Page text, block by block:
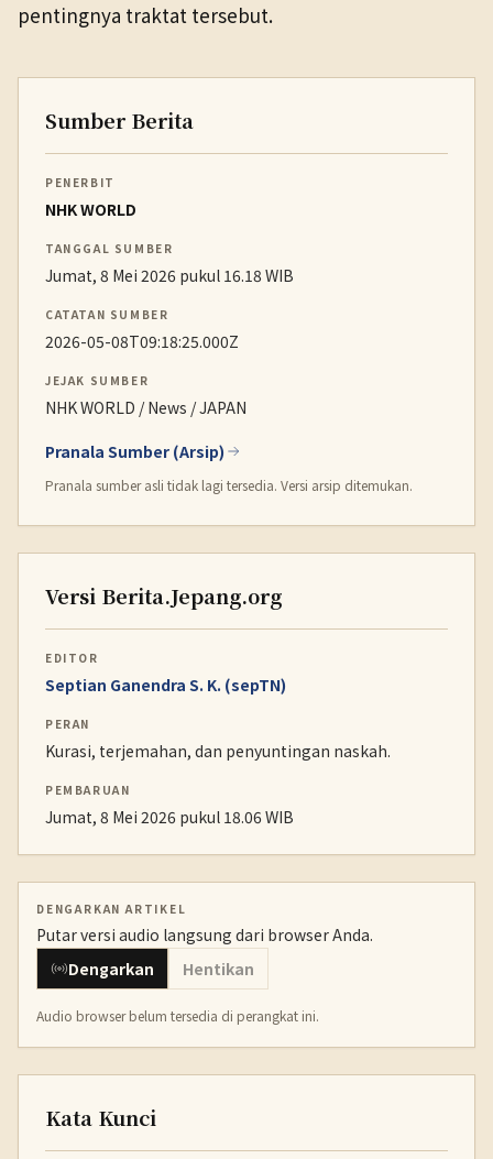
pentingnya traktat tersebut.
Sumber Berita
PENERBIT
NHK WORLD
TANGGAL SUMBER
Jumat, 8 Mei 2026 pukul 16.18 WIB
CATATAN SUMBER
2026-05-08T09:18:25.000Z
JEJAK SUMBER
NHK WORLD / News / JAPAN
Pranala Sumber (Arsip)
Pranala sumber asli tidak lagi tersedia. Versi arsip ditemukan.
Versi Berita.Jepang.org
EDITOR
Septian Ganendra S. K. (sepTN)
PERAN
Kurasi, terjemahan, dan penyuntingan naskah.
PEMBARUAN
Jumat, 8 Mei 2026 pukul 18.06 WIB
DENGARKAN ARTIKEL
Putar versi audio langsung dari browser Anda.
Dengarkan
Hentikan
Audio browser belum tersedia di perangkat ini.
Kata Kunci